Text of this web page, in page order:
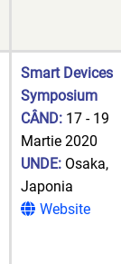
Smart Devices
Symposium
CÂND: 17 - 19
Martie 2020
UNDE: Osaka,
Japonia
Website